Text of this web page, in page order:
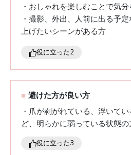
・おしゃれを楽しむことで気
・撮影、外出、人前に出る予
上げたいシーンがある方
役に立った2
■ 避けた方が良い方
・爪が剥がれている、浮いて
ど、明らかに弱っている状態の
症（爪囲炎など）が見られる方
役に立った3